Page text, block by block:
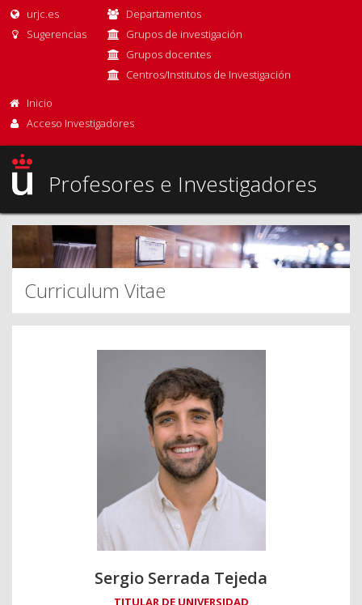
urjc.es
Sugerencias
Departamentos
Grupos de investigación
Grupos docentes
Centros/Institutos de Investigación
Inicio
Acceso Investigadores
Profesores e Investigadores
Curriculum Vitae
Sergio Serrada Tejeda
TITULAR DE UNIVERSIDAD